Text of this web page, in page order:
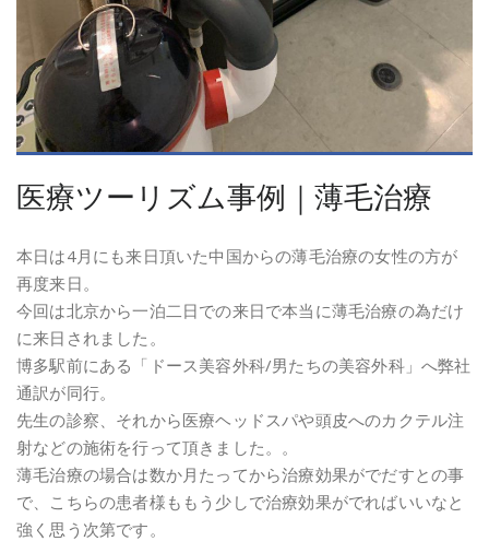
医療ツーリズム事例｜薄毛治療
本日は4月にも来日頂いた中国からの薄毛治療の女性の方が
再度来日。
今回は北京から一泊二日での来日で本当に薄毛治療の為だけ
に来日されました。
博多駅前にある「ドース美容外科/男たちの美容外科」へ弊社
通訳が同行。
先生の診察、それから医療ヘッドスパや頭皮へのカクテル注
射などの施術を行って頂きました。。
薄毛治療の場合は数か月たってから治療効果がでだすとの事
で、こちらの患者様ももう少しで治療効果がでればいいなと
強く思う次第です。